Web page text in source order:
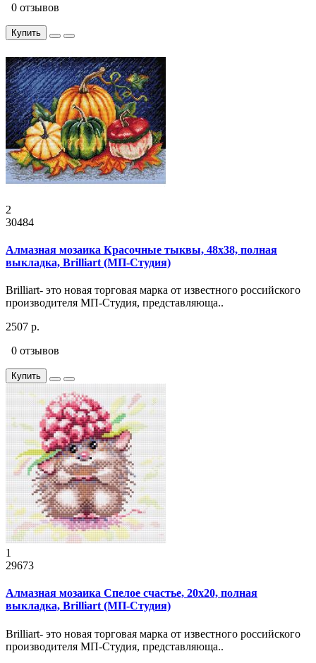
0 отзывов
Купить
2
30484
Алмазная мозаика Красочные тыквы, 48x38, полная
выкладка, Brilliart (МП-Студия)
Brilliart- это новая торговая марка от известного российского
производителя МП-Студия, представляюща..
2507 р.
0 отзывов
Купить
1
29673
Алмазная мозаика Спелое счастье, 20x20, полная
выкладка, Brilliart (МП-Студия)
Brilliart- это новая торговая марка от известного российского
производителя МП-Студия, представляюща..